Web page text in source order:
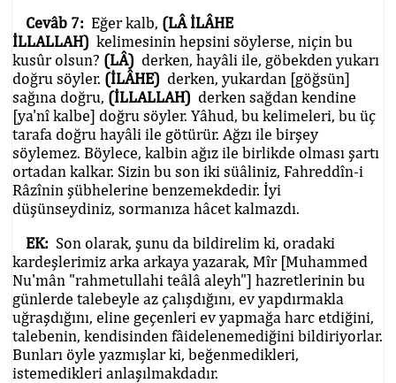
Cevâb 7: Eğer kalb, (LÂ İLÂHE
İLLALLAH) kelimesinin hepsini söylerse, niçin bu
kusûr olsun? (LÂ) derken, hayâli ile, göbekden yukarı
doğru söyler. (İLÂHE) derken, yukardan [göğsün]
sağına doğru, (İLLALLAH) derken sağdan kendine
[ya'nî kalbe] doğru söyler. Yâhud, bu kelimeleri, bu üç
tarafa doğru hayâli ile götürür. Ağzı ile birşey
söylemez. Böylece, kalbin ağız ile birlikde olması şartı
ortadan kalkar. Sizin bu son iki süâliniz, Fahreddîn-i
Râzînin şübhelerine benzemekdedir. İyi
düşünseydiniz, sormanıza hâcet kalmazdı.
EK: Son olarak, şunu da bildirelim ki, oradaki
kardeşlerimiz arka arkaya yazarak, Mîr [Muhammed
Nu'mân "rahmetullahi teâlâ aleyh"] hazretlerinin bu
günlerde talebeyle az çalışdığını, ev yapdırmakla
uğraşdığını, eline geçenleri ev yapmağa harc etdiğini,
talebenin, kendisinden fâidelenemediğini bildiriyorlar.
Bunları öyle yazmışlar ki, beğenmedikleri,
istemedikleri anlaşılmakdadır.